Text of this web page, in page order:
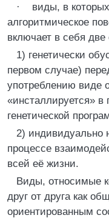
· виды, в
алгоритмическое
включает в себя
1) генетически
первом случае)
употреблению виде
«инсталлируется» в
генетической
2) индивидуально
процессе
всей её жизни.
Виды, относимые
друг от друга как
ориентированным